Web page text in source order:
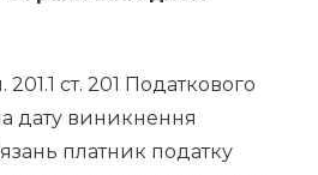
ст. 201 Податкового
дату виникнення
платник податку